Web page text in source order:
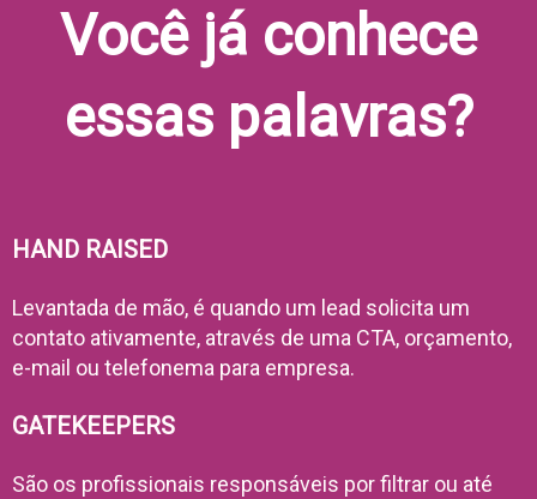
Você já conhece
essas palavras?
HAND RAISED
Levantada de mão, é quando um lead solicita um
contato ativamente, através de uma CTA, orçamento,
e-mail ou telefonema para empresa.
GATEKEEPERS
São os profissionais responsáveis por filtrar ou até